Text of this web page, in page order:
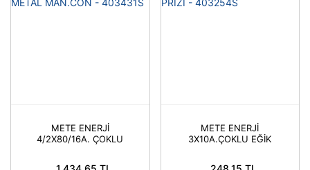
METE ENERJİ
4/2X80/16A. ÇOKLU
METE ENERJİ
3X10A.ÇOKLU EĞİK